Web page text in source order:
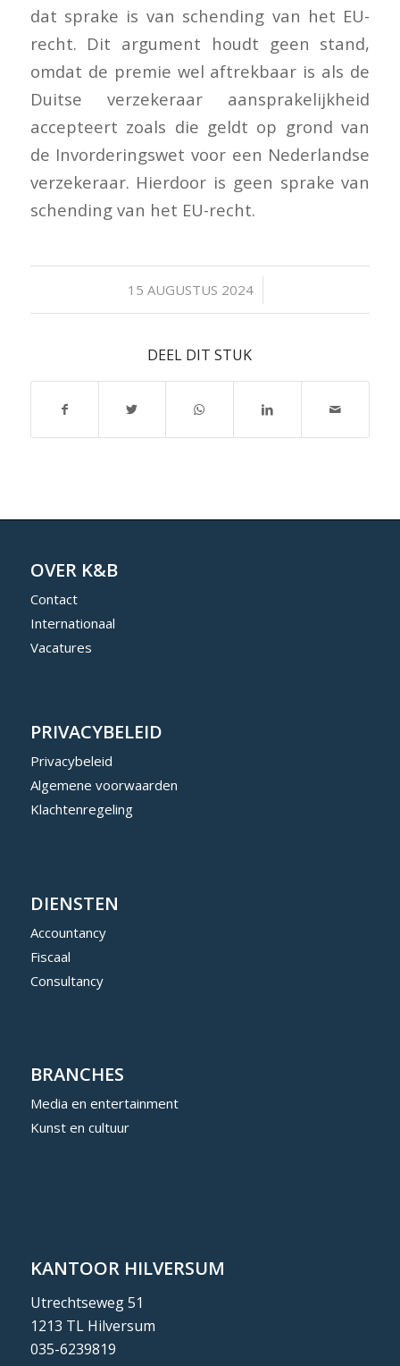
dat sprake is van schending van het EU-
recht. Dit argument houdt geen stand,
omdat de premie wel aftrekbaar is als de
Duitse verzekeraar aansprakelijkheid
accepteert zoals die geldt op grond van
de Invorderingswet voor een Nederlandse
verzekeraar. Hierdoor is geen sprake van
schending van het EU-recht.
15 AUGUSTUS 2024
/
DEEL DIT STUK
OVER K&B
Contact
Internationaal
Vacatures
PRIVACYBELEID
Privacybeleid
Algemene voorwaarden
Klachtenregeling
DIENSTEN
Accountancy
Fiscaal
Consultancy
BRANCHES
Media en entertainment
Kunst en cultuur
KANTOOR HILVERSUM
Utrechtseweg 51
1213 TL Hilversum
035-6239819